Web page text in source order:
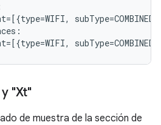
"Xt"
de muestra de la sección de